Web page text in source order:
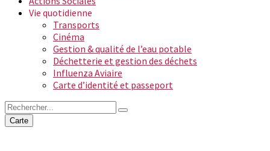
Vie quotidienne
Transports
Cinéma
Gestion & qualité de l’eau potable
Déchetterie et gestion des déchets
Influenza Aviaire
Carte d’identité et passeport
Carte